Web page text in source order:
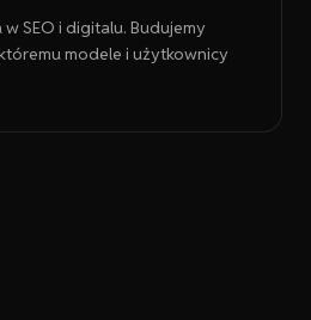
SEO i digitalu. Budujemy
modele i użytkownicy